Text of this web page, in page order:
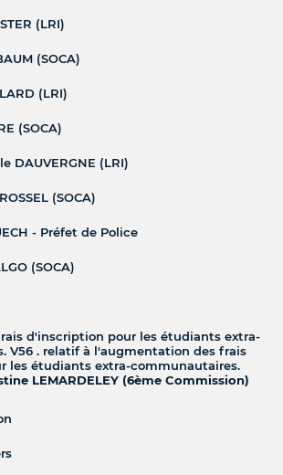
(LRI)
(SOCA)
(LRI)
(SOCA)
DAUVERGNE (LRI)
(SOCA)
- Préfet de Police
(SOCA)
d'inscription pour les étudiants extra-
V56 . relatif à l'augmentation des frais
les étudiants extra-communautaires.
LEMARDELEY (6ème Commission)